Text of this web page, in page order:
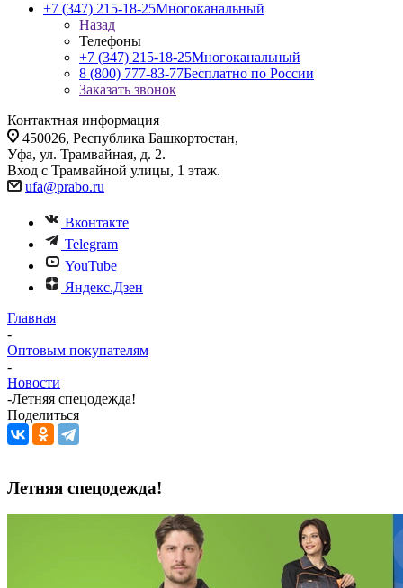
+7 (347) 215-18-25Многоканальный
Назад
Телефоны
+7 (347) 215-18-25Многоканальный
8 (800) 777-83-77Бесплатно по России
Заказать звонок
Контактная информация
450026, Республика Башкортостан,
Уфа, ул. Трамвайная, д. 2.
Вход с Трамвайной улицы, 1 этаж.
ufa@prabo.ru
Вконтакте
Telegram
YouTube
Яндекс.Дзен
Главная
-
Оптовым покупателям
-
Новости
-Летняя спецодежда!
Поделиться
Летняя спецодежда!